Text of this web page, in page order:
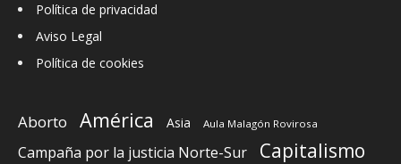
Política de privacidad
Aviso Legal
Política de cookies
Aborto América Asia Aula Malagón Rovirosa
Campaña por la justicia Norte-Sur Capitalismo